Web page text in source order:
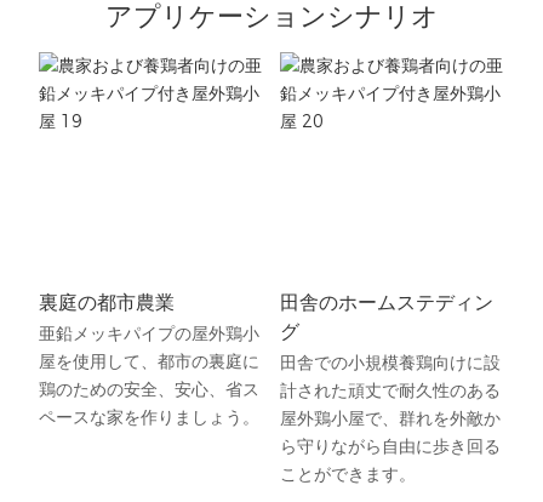
アプリケーションシナリオ
裏庭の都市農業
亜鉛メッキパイプの屋外鶏小
屋を使用して、都市の裏庭に
鶏のための安全、安心、省ス
ペースな家を作りましょう。
田舎のホームステディン
グ
田舎での小規模養鶏向けに設
計された頑丈で耐久性のある
屋外鶏小屋で、群れを外敵か
ら守りながら自由に歩き回る
ことができます。